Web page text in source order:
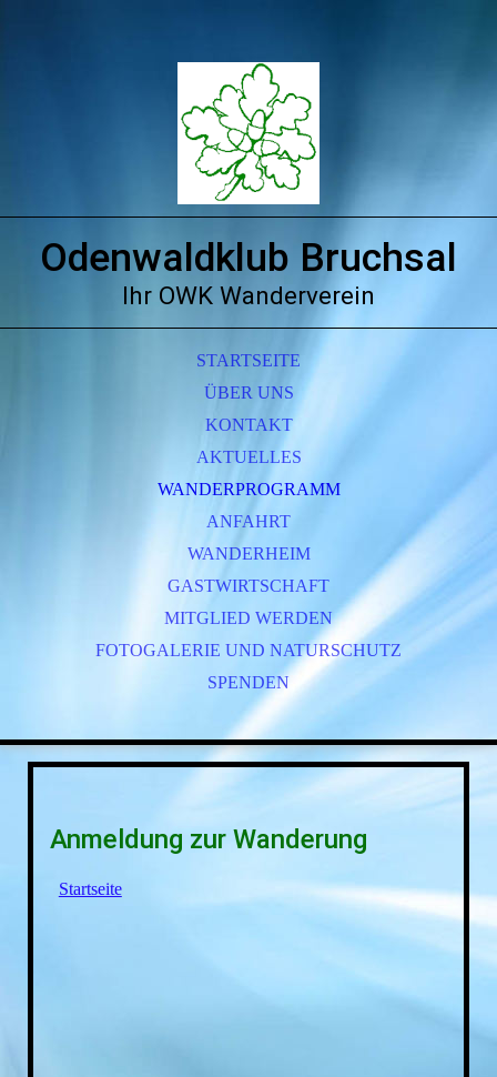
Odenwaldklub Bruchsal
Ihr OWK Wanderverein
STARTSEITE
ÜBER UNS
KONTAKT
AKTUELLES
WANDERPROGRAMM
ANFAHRT
WANDERHEIM
GASTWIRTSCHAFT
MITGLIED WERDEN
FOTOGALERIE UND NATURSCHUTZ
SPENDEN
Anmeldung zur Wanderung
Startseite